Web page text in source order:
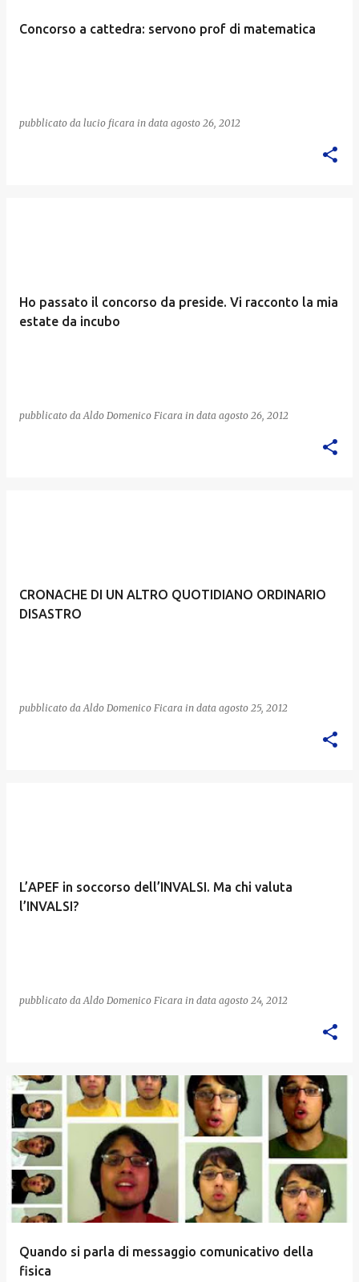
Concorso a cattedra: servono prof di matematica
pubblicato da lucio ficara in data agosto 26, 2012
Ho passato il concorso da preside. Vi racconto la mia
estate da incubo
pubblicato da Aldo Domenico Ficara in data agosto 26, 2012
CRONACHE DI UN ALTRO QUOTIDIANO ORDINARIO
DISASTRO
pubblicato da Aldo Domenico Ficara in data agosto 25, 2012
L’APEF in soccorso dell’INVALSI. Ma chi valuta
l’INVALSI?
pubblicato da Aldo Domenico Ficara in data agosto 24, 2012
Quando si parla di messaggio comunicativo della
fisica